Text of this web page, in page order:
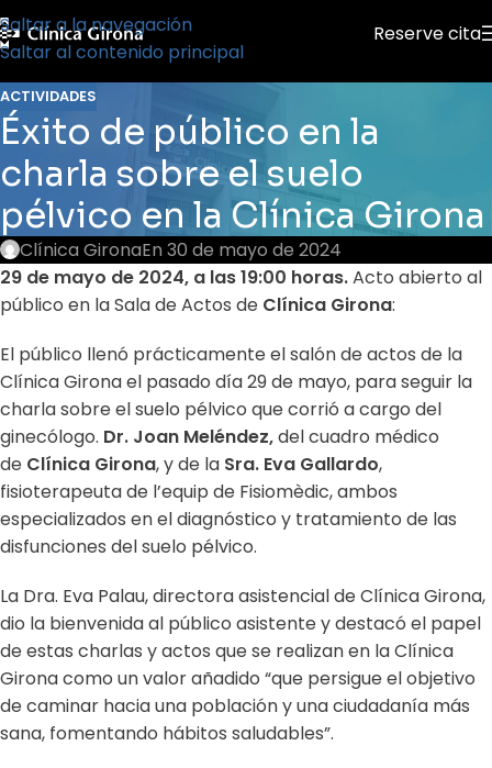
Saltar a la navegación
Saltar al contenido principal
Reserve cita
ACTIVIDADES
Éxito de público en la
charla sobre el suelo
pélvico en la Clínica Girona
Clínica GironaEn 30 de mayo de 2024
29 de mayo de 2024, a las 19:00 horas.Acto abierto al
público en la Sala de Actos de Clínica Girona:
El público llenó prácticamente el salón de actos de la
Clínica Girona el pasado día 29 de mayo, para seguir la
charla sobre el suelo pélvico que corrió a cargo del
ginecólogo. Dr. Joan Meléndez,del cuadro médico
de Clínica Girona, y de la Sra. Eva Gallardo,
fisioterapeuta de l’equip de Fisiomèdic, ambos
especializados en el diagnóstico y tratamiento de las
disfunciones del suelo pélvico.
La Dra. Eva Palau, directora asistencial de Clínica Girona,
dio la bienvenida al público asistente y destacó el papel
de estas charlas y actos que se realizan en la Clínica
Girona como un valor añadido “que persigue el objetivo
de caminar hacia una población y una ciudadanía más
sana, fomentando hábitos saludables”.